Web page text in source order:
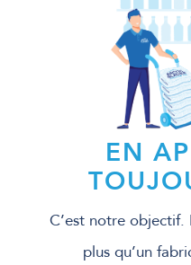
EN
C’est notre objectif.
plus qu’un